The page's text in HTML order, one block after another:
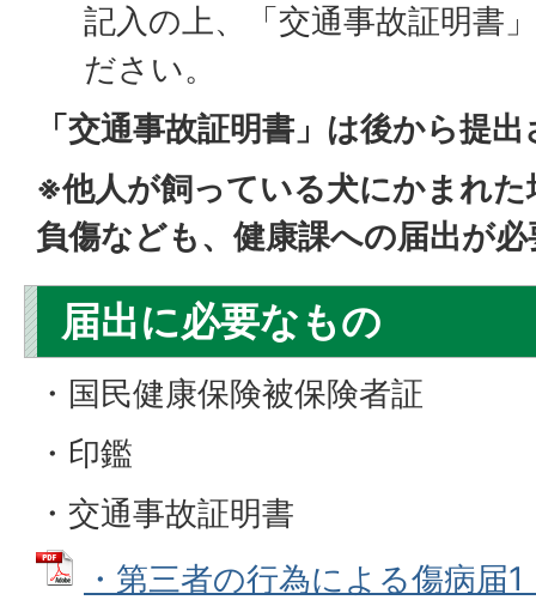
記入の上、「交通事故証明書
ださい。
「交通事故証明書」は後から提
※他人が飼っている犬にかまれ
負傷なども、健康課への届出が
届出に必要なもの
・国民健康保険被保険者証
・印鑑
・交通事故証明書
・第三者の行為による傷病届